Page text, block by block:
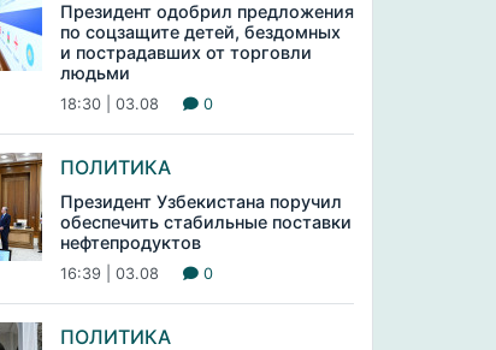
Президент одобрил предложения
по соцзащите детей, бездомных
и пострадавших от торговли
людьми
18:30 | 03.08 0
ПОЛИТИКА
Президент Узбекистана поручил
обеспечить стабильные поставки
нефтепродуктов
16:39 | 03.08 0
ПОЛИТИКА